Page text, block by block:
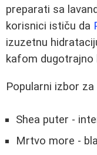
preparati sa
korisnici ističu da
izuzetnu
kafom dugotrajno
Popularni izbor
Shea puter -
Mrtvo more -